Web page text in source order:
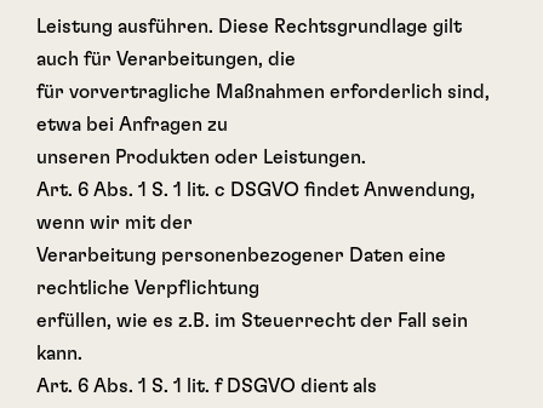
Leistung ausführen. Diese Rechtsgrundlage gilt
auch für Verarbeitungen, die
für vorvertragliche Maßnahmen erforderlich sind,
etwa bei Anfragen zu
unseren Produkten oder Leistungen.
Art. 6 Abs. 1 S. 1 lit. c DSGVO findet Anwendung,
wenn wir mit der
Verarbeitung personenbezogener Daten eine
rechtliche Verpflichtung
erfüllen, wie es z.B. im Steuerrecht der Fall sein
kann.
Art. 6 Abs. 1 S. 1 lit. f DSGVO dient als